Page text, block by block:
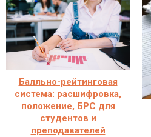
Балльно-рейтинговая
система: расшифровка,
положение, БРС для
студентов и
преподавателей